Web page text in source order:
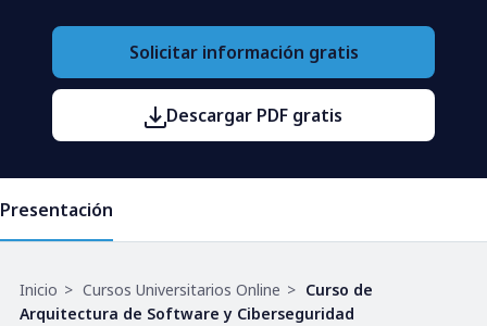
Solicitar información gratis
Descargar PDF gratis
Presentación
Ruta
de
Inicio Cursos Universitarios Online
Curso de
Arquitectura de Software y Ciberseguridad